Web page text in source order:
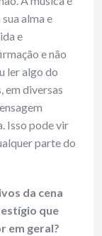
alma e
e
e não
ler algo do
em diversas
Isso pode vir
parte do
da cena
que
em geral?